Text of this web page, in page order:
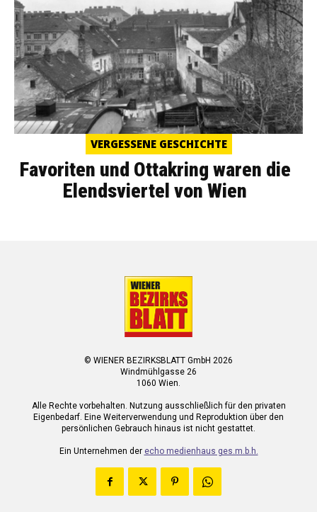
VERGESSENE GESCHICHTE
Favoriten und Ottakring waren die
Elendsviertel von Wien
© WIENER BEZIRKSBLATT GmbH 2026
Windmühlgasse 26
1060 Wien.
Alle Rechte vorbehalten. Nutzung ausschließlich für den privaten
Eigenbedarf. Eine Weiterverwendung und Reproduktion über den
persönlichen Gebrauch hinaus ist nicht gestattet.
Ein Unternehmen der echo medienhaus ges.m.b.h.